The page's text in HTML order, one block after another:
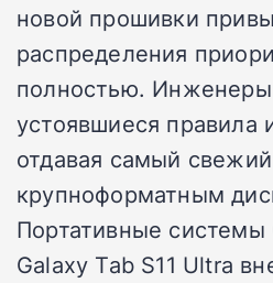
новой прошивки
распределения
полностью.
устоявшиеся правила
отдавая самый
крупноформатным
Портативные системы
Galaxy Tab S11 Ultra